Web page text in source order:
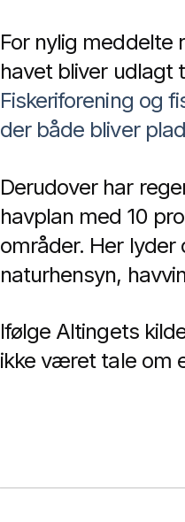
For nylig meddelte
havet bliver udlagt
Fiskeriforening og
der både bliver
Derudover har
havplan med 10
områder. Her
naturhensyn,
Ifølge Altingets
ikke været tale om